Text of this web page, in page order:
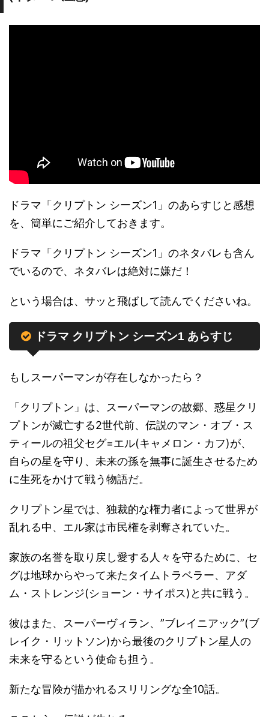
ドラマ「クリプトン シーズン1」のあらすじと感想
を、簡単にご紹介しておきます。
ドラマ「クリプトン シーズン1」のネタバレも含ん
でいるので、ネタバレは絶対に嫌だ！
という場合は、サッと飛ばして読んでくださいね。
ドラマ クリプトン シーズン1 あらすじ
もしスーパーマンが存在しなかったら？
「クリプトン」は、スーパーマンの故郷、惑星クリ
プトンが滅亡する2世代前、伝説のマン・オブ・ス
ティールの祖父セグ=エル(キャメロン・カフ)が、
自らの星を守り、未来の孫を無事に誕生させるため
に生死をかけて戦う物語だ。
クリプトン星では、独裁的な権力者によって世界が
乱れる中、エル家は市民権を剥奪されていた。
家族の名誉を取り戻し愛する人々を守るために、セ
グは地球からやって来たタイムトラベラー、アダ
ム・ストレンジ(ショーン・サイポス)と共に戦う。
彼はまた、スーパーヴィラン、”ブレイニアック”(ブ
レイク・リットソン)から最後のクリプトン星人の
未来を守るという使命も担う。
新たな冒険が描かれるスリリングな全10話。